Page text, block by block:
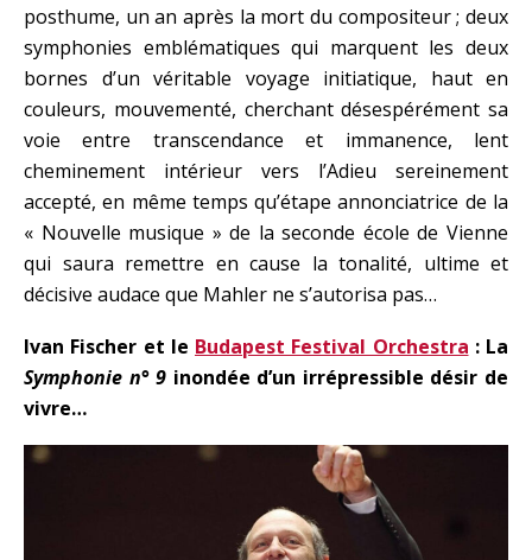
posthume, un an après la mort du compositeur ; deux
symphonies emblématiques qui marquent les deux
bornes d’un véritable voyage initiatique, haut en
couleurs, mouvementé, cherchant désespérément sa
voie entre transcendance et immanence, lent
cheminement intérieur vers l’Adieu sereinement
accepté, en même temps qu’étape annonciatrice de la
« Nouvelle musique » de la seconde école de Vienne
qui saura remettre en cause la tonalité, ultime et
décisive audace que Mahler ne s’autorisa pas…
Ivan Fischer et le Budapest Festival Orchestra : La
Symphonie n° 9 inondée d’un irrépressible désir de
vivre…